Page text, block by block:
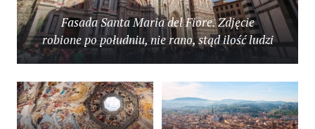
Fasada Santa Maria del Fiore. Zdjęcie
robione po południu, nie rano, stąd ilość ludzi